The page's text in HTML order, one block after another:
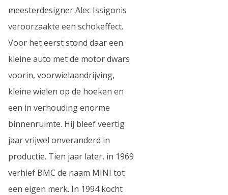
meesterdesigner Alec Issigonis
veroorzaakte een schokeffect.
Voor het eerst stond daar een
kleine auto met de motor dwars
voorin, voorwielaandrijving,
kleine wielen op de hoeken en
een in verhouding enorme
binnenruimte. Hij bleef veertig
jaar vrijwel onveranderd in
productie. Tien jaar later, in 1969
verhief BMC de naam MINI tot
een eigen merk. In 1994 kocht